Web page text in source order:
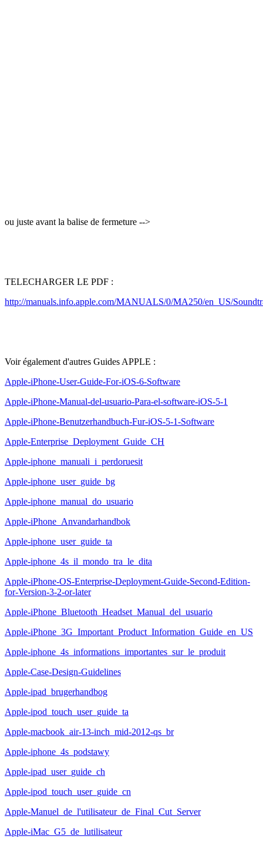
ou juste avant la balise de fermeture -->
TELECHARGER LE PDF :
http://manuals.info.apple.com/MANUALS/0/MA250/en_US/
Voir également d'autres Guides APPLE :
Apple-iPhone-User-Guide-For-iOS-6-Software
Apple-iPhone-Manual-del-usuario-Para-el-software-iOS-5-1
Apple-iPhone-Benutzerhandbuch-Fur-iOS-5-1-Software
Apple-Enterprise_Deployment_Guide_CH
Apple-iphone_manuali_i_perdoruesit
Apple-iphone_user_guide_bg
Apple-iphone_manual_do_usuario
Apple-iPhone_Anvandarhandbok
Apple-iphone_user_guide_ta
Apple-iphone_4s_il_mondo_tra_le_dita
Apple-iPhone-OS-Enterprise-Deployment-Guide-Second-Edition-
for-Version-3-2-or-later
Apple-iPhone_Bluetooth_Headset_Manual_del_usuario
Apple-iPhone_3G_Important_Product_Information_Guide_en_US
Apple-iphone_4s_informations_importantes_sur_le_produit
Apple-Case-Design-Guidelines
Apple-ipad_brugerhandbog
Apple-ipod_touch_user_guide_ta
Apple-macbook_air-13-inch_mid-2012-qs_br
Apple-iphone_4s_podstawy
Apple-ipad_user_guide_ch
Apple-ipod_touch_user_guide_cn
Apple-Manuel_de_l'utilisateur_de_Final_Cut_Server
Apple-iMac_G5_de_lutilisateur